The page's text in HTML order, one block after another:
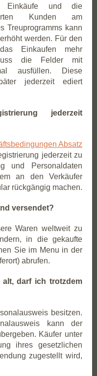
Einkäufe und die
Kunden am
Treuprogramms kann
werden. Für den
Einkaufen mehr
die Felder mit
ausfüllen. Diese
jederzeit ediert
jederzeit
Absatz
jederzeit zu
und Personaldaten
an den Verkäufer
rückgängig machen.
versendet?
Waren weltweit zu
in die gekaufte
Sie im Menu in der
abrufen.
darf ich trotzdem
besitzen.
kann der
Käufer unter
ihres gesetzlichen
zugestellt wird,